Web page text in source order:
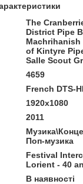
The
District Pipe
Machrihanish
of Kintyre
Salle Scout
4659
French DTS-
1920x1080
2011
Поп-музика
Festival
Lorient - 40
В наявності